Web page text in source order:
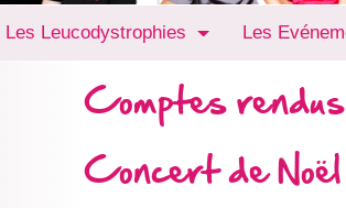
Les Leucodystrophies Les
Comptes
Concert de